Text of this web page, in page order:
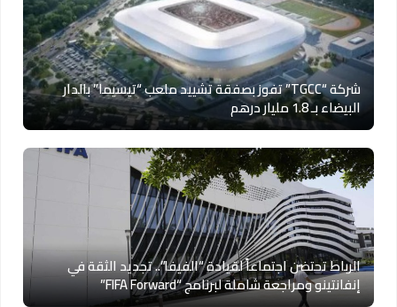
شركة “TGCC” تفوز بصفقة تشييد ملعب “تيسيما” بالدار
البيضاء بـ 1.8 مليار درهم
الرباط تحتضن اجتماعاً لقيادة “الفيفا”.. تجديد الثقة في
إنفانتينو ومراجعة شاملة لبرنامج “FIFA Forward”